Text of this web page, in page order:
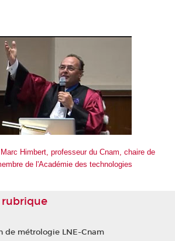
Himbert, professeur du Cnam, chaire de
de l'Académie des technologies
rubrique
de métrologie LNE-Cnam